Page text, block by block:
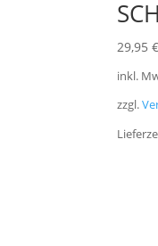
29,95€
inkl.
zzgl.